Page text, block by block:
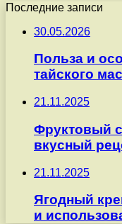
Последние записи
30.05.2026
Польза и
тайского
21.11.2025
Фруктовый
вкусный
21.11.2025
Ягодный
и